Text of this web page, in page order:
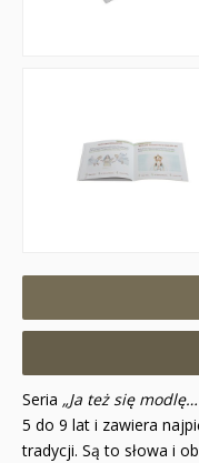
Seria „Ja też się
5 do 9 lat i zawiera
tradycji. Są to słowa i